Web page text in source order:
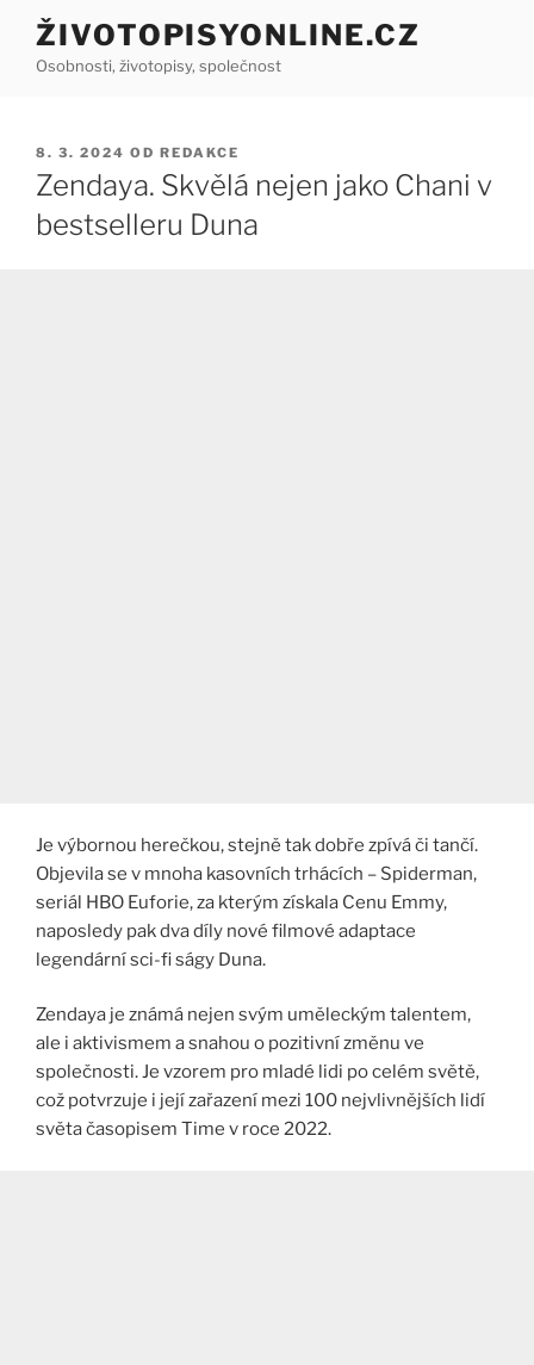
Přejít
obsahu
ŽIVOTOPISYONLINE.CZ
Osobnosti, životopisy, společnost
PUBLIKOVÁNO
8. 3. 2024 OD REDAKCE
Zendaya. Skvělá nejen jako Chani v
bestselleru Duna
Je výbornou herečkou, stejně tak dobře zpívá či tančí.
Objevila se v mnoha kasovních trhácích – Spiderman,
seriál HBO Euforie, za kterým získala Cenu Emmy,
naposledy pak dva díly nové filmové adaptace
legendární sci-fi ságy Duna.
Zendaya je známá nejen svým uměleckým talentem,
ale i aktivismem a snahou o pozitivní změnu ve
společnosti. Je vzorem pro mladé lidi po celém světě,
což potvrzuje i její zařazení mezi 100 nejvlivnějších lidí
světa časopisem Time v roce 2022.